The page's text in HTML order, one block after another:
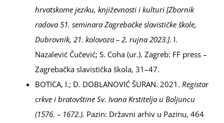
hrvatskome jeziku, književnosti i kulturi [Zbornik
radova 51. seminara Zagrebačke slavističke škole,
Dubrovnik, 21. kolovoza – 2. rujna 2023.]. I.
Nazalević Čučević; S. Coha (ur.). Zagreb: FF press –
Zagrebačka slavistička škola, 31–47.
BOTICA, I.; D. DOBLANOVIĆ ŠURAN. 2021. Registar
crkve i bratovštine Sv. Ivana Krstitelja u Boljuncu
(1576. – 1672.). Pazin: Državni arhiv u Pazinu, 464